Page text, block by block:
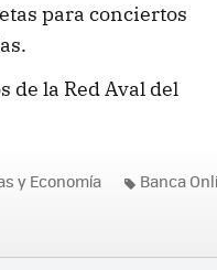
para conciertos
de la Red Aval del
y Economía Banca